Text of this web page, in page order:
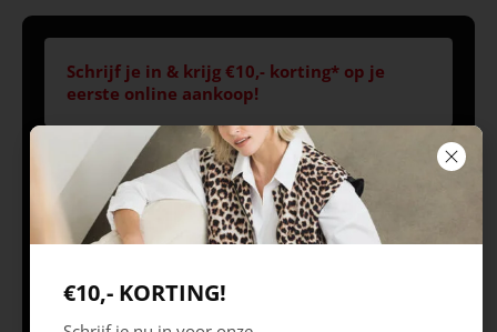
Schrijf je in & krijg €10,- korting* op je
eerste online aankoop!
Volg ons
ZC
€10,- KORTING!